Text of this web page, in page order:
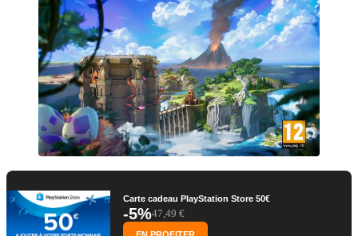
Carte cadeau PlayStation Store 50€
-5%47,49 €